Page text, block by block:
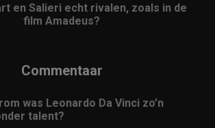
en Salieri echt rivalen, zoals in de
film Amadeus?
Commentaar
was Leonardo Da Vinci zo’n
talent?